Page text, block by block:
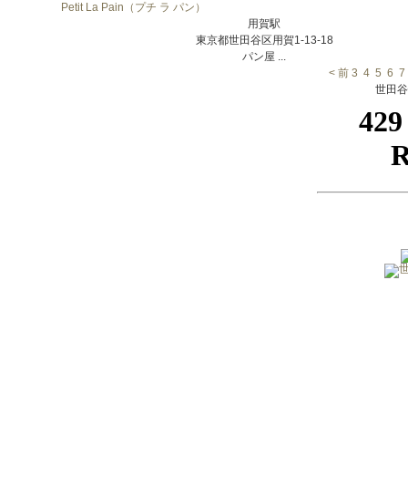
Petit La Pain（プチ ラ パン）
用賀駅
東京都世田谷区用賀1-13-18
パン屋 ...
< 前 3 4 5 6 7
世田